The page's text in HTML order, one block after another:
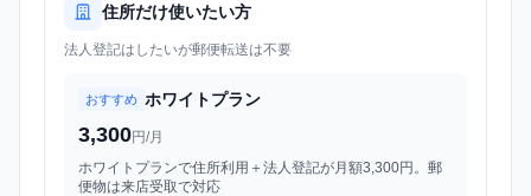
住所だけ使いたい方
法人登記はしたいが郵便転送は不要
おすすめ ホワイトプラン
3,300円/月
ホワイトプランで住所利用＋法人登記が月額3,300円。郵
便物は来店受取で対応